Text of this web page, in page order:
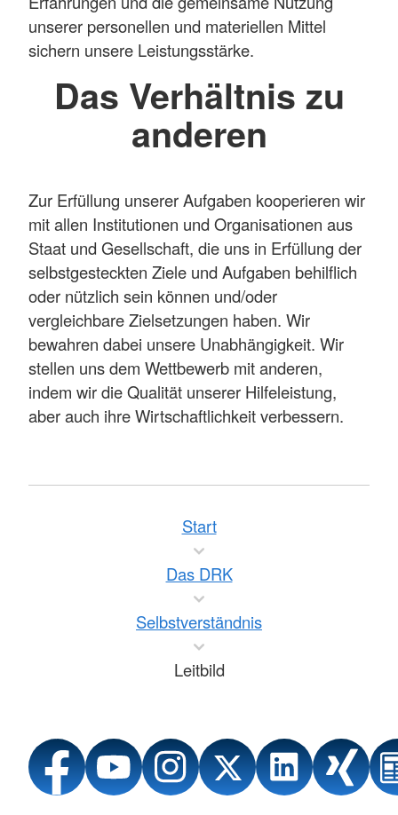
unserer personellen und materiellen Mittel
sichern unsere Leistungsstärke.
Das Verhältnis zu
anderen
Zur Erfüllung unserer Aufgaben kooperieren wir
mit allen Institutionen und Organisationen aus
Staat und Gesellschaft, die uns in Erfüllung der
selbstgesteckten Ziele und Aufgaben behilflich
oder nützlich sein können und/oder
vergleichbare Zielsetzungen haben. Wir
bewahren dabei unsere Unabhängigkeit. Wir
stellen uns dem Wettbewerb mit anderen,
indem wir die Qualität unserer Hilfeleistung,
aber auch ihre Wirtschaftlichkeit verbessern.
Start
Das DRK
Selbstverständnis
Leitbild